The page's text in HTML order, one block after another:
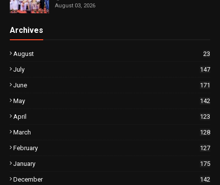
August 03, 2026
Archives
August 23
July 147
June 171
May 142
April 123
March 128
February 127
January 175
December 142